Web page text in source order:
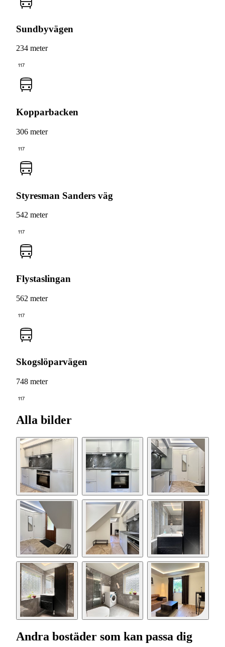
Sundbyvägen
234 meter
117
Kopparbacken
306 meter
117
Styresman Sanders väg
542 meter
117
Flystaslingan
562 meter
117
Skogslöparvägen
748 meter
117
Alla bilder
Andra bostäder som kan passa dig